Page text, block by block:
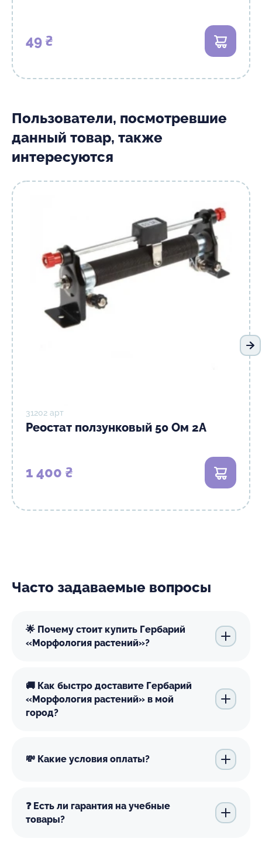
49 ₴ В
Пользователи, посмотревшие
данный товар, также
интересуются
31202 арт
Реостат ползунковый 50 Ом 2А
1 400 ₴ В
Часто задаваемые вопросы
🌟 Почему стоит купить Гербарий
«Морфология растений»?
🚚 Как быстро доставите Гербарий
«Морфология растений» в мой
город?
💸 Какие условия оплаты?
❓ Есть ли гарантия на учебные
товары?